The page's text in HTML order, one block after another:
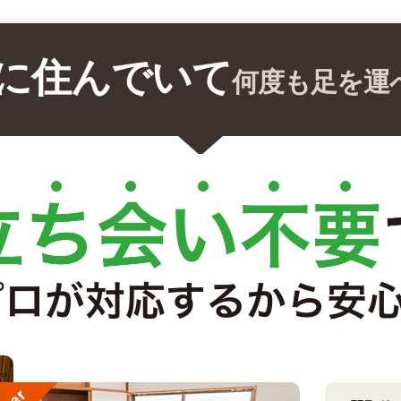
住んでいて何度も足を運